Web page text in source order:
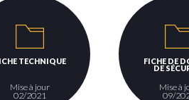
TECHNIQUE
Mise à jour
02/2021
FICHE DE
DE
Mise à
09/